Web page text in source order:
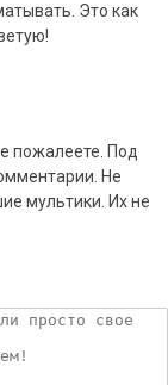
Это как
пожалеете. Под
Не
мультики. Их не